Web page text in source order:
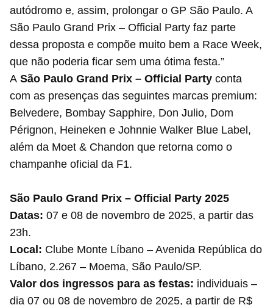
autódromo e, assim, prolongar o GP São Paulo. A
São Paulo Grand Prix – Official Party faz parte
dessa proposta e compõe muito bem a Race Week,
que não poderia ficar sem uma ótima festa.”
A São Paulo Grand Prix – Official Party conta
com as presenças das seguintes marcas premium:
Belvedere, Bombay Sapphire, Don Julio, Dom
Pérignon, Heineken e Johnnie Walker Blue Label,
além da Moet & Chandon que retorna como o
champanhe oficial da F1.
São Paulo Grand Prix – Official Party 2025
Datas: 07 e 08 de novembro de 2025, a partir das
23h.
Local: Clube Monte Líbano – Avenida República do
Líbano, 2.267 – Moema, São Paulo/SP.
Valor dos ingressos para as festas: individuais –
dia 07 ou 08 de novembro de 2025, a partir de R$